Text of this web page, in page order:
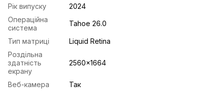
Рік випуску
2024
Операційна
система
Tahoe 26.0
Тип матриці
Liquid Retina
Роздільна
здатність
екрану
2560x1664
Веб-камера Так